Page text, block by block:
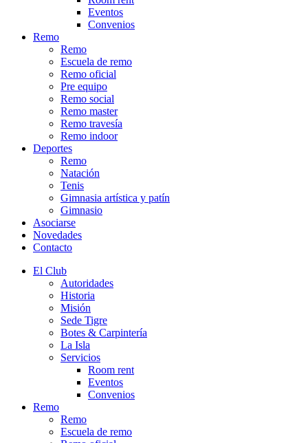
Eventos
Convenios
Remo
Remo
Escuela de remo
Remo oficial
Pre equipo
Remo social
Remo master
Remo travesía
Remo indoor
Deportes
Remo
Natación
Tenis
Gimnasia artística y patín
Gimnasio
Asociarse
Novedades
Contacto
El Club
Autoridades
Historia
Misión
Sede Tigre
Botes & Carpintería
La Isla
Servicios
Room rent
Eventos
Convenios
Remo
Remo
Escuela de remo